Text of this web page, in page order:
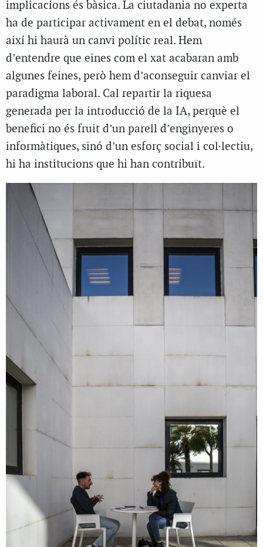
implicacions és bàsica. La ciutadania no experta
ha de participar activament en el debat, només
així hi haurà un canvi polític real. Hem
d’entendre que eines com el xat acabaran amb
algunes feines, però hem d’aconseguir canviar el
paradigma laboral. Cal repartir la riquesa
generada per la introducció de la IA, perquè el
benefici no és fruit d’un parell d’enginyeres o
informàtiques, sinó d’un esforç social i col·lectiu,
hi ha institucions que hi han contribuït.